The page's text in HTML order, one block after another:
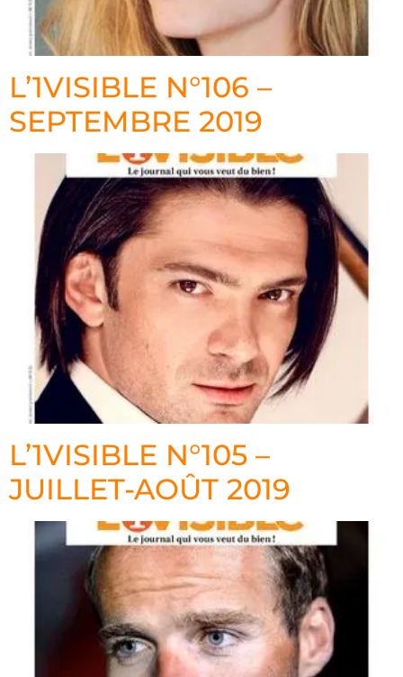
L’1VISIBLE N°106 –
SEPTEMBRE 2019
L’1VISIBLE N°105 –
JUILLET-AOÛT 2019